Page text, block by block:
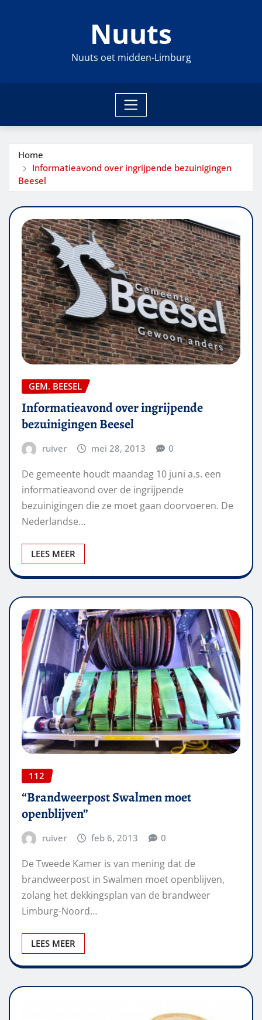
Nuuts
Nuuts oet midden-Limburg
Home
Informatieavond over ingrijpende bezuinigingen
Beesel
GEM. BEESEL
Informatieavond over ingrijpende
bezuinigingen Beesel
ruiver mei 28, 2013 0
De gemeente houdt maandag 10 juni a.s. een
informatieavond over de ingrijpende
bezuinigingen die ze moet gaan doorvoeren. De
Nederlandse…
LEES MEER
112
“Brandweerpost Swalmen moet
openblijven”
ruiver feb 6, 2013 0
De Tweede Kamer is van mening dat de
brandweerpost in Swalmen moet openblijven,
zolang het dekkingsplan van de brandweer
Limburg-Noord…
LEES MEER